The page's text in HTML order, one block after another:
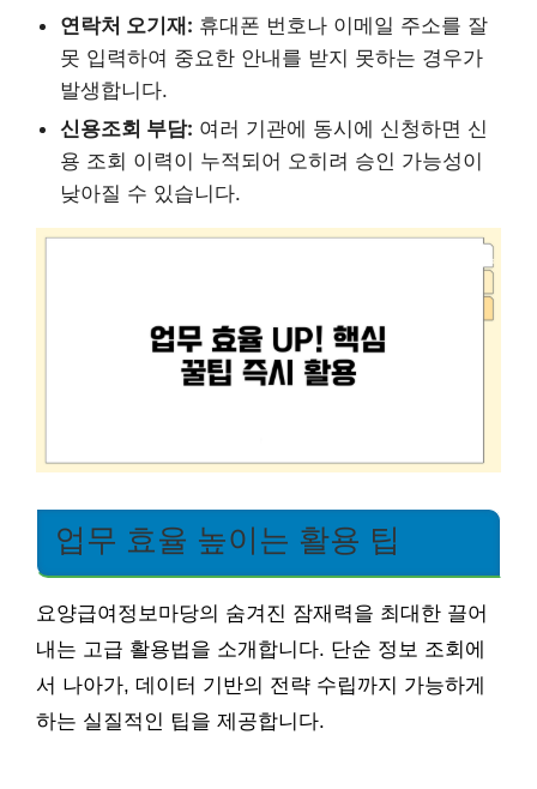
연락처 오기재: 휴대폰 번호나 이메일 주소를 잘
못 입력하여 중요한 안내를 받지 못하는 경우가
발생합니다.
신용조회 부담: 여러 기관에 동시에 신청하면 신
용 조회 이력이 누적되어 오히려 승인 가능성이
낮아질 수 있습니다.
업무 효율 높이는 활용 팁
요양급여정보마당의 숨겨진 잠재력을 최대한 끌어
내는 고급 활용법을 소개합니다. 단순 정보 조회에
서 나아가, 데이터 기반의 전략 수립까지 가능하게
하는 실질적인 팁을 제공합니다.